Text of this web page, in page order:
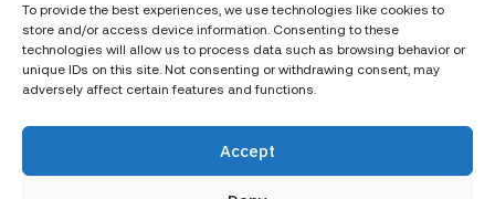
To provide the best experiences, we use technologies like cookies to
store and/or access device information. Consenting to these
technologies will allow us to process data such as browsing behavior or
unique IDs on this site. Not consenting or withdrawing consent, may
adversely affect certain features and functions.
Accept
Capitale sociale € 10.000 i.v. – P.IVA e CF. 13690551000 – REA RM
– 1466164